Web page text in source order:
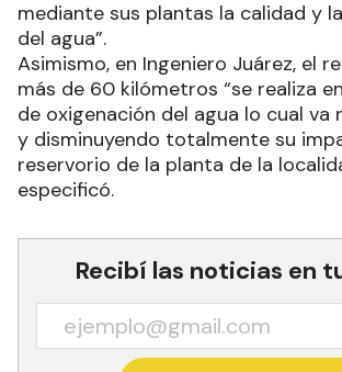
mediante sus plantas la calidad y
del agua”.
Asimismo, en Ingeniero Juárez, el
más de 60 kilómetros “se realiza
de oxigenación del agua lo cual va
y disminuyendo totalmente su
reservorio de la planta de la
especificó.
Recibí las noticias en